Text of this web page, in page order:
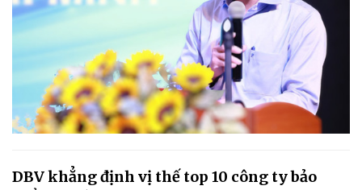
DBV khẳng định vị thế top 10 công ty bảo